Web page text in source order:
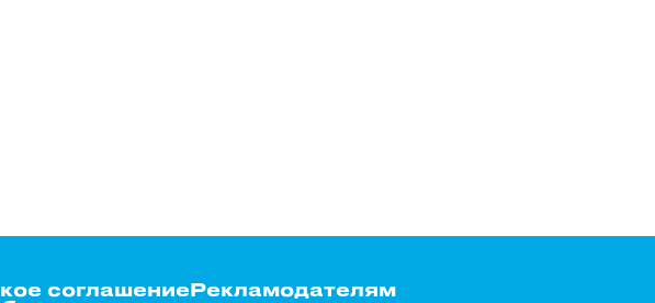
соглашениеРекламодателям